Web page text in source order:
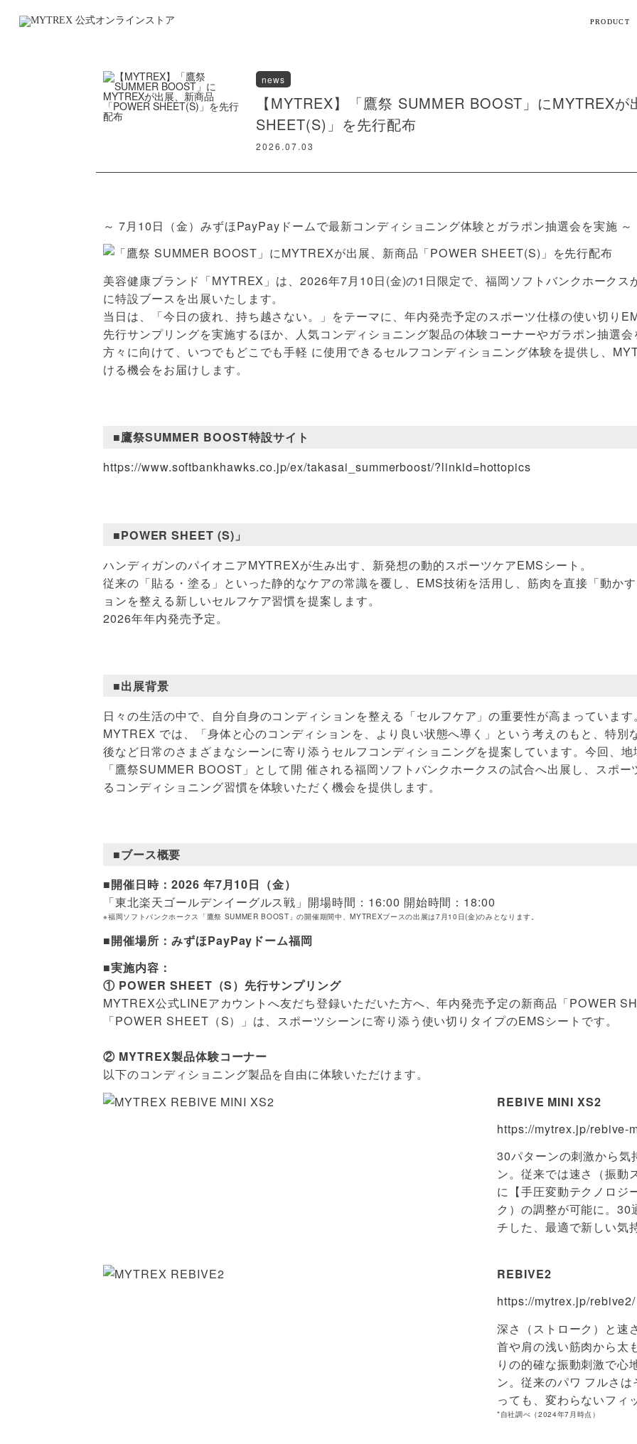
PRODUCT
ギフト
シリーズ
すべて
部品・
news
【MYTREX】「鷹祭 SUMMER BOOST」にMYTREX
SHEET(S)」を先行配布
2026.07.03
～ 7月10日（金）みずほPayPayドームで最新コンディショニング体験とガラポン抽選会を実施 ～
美容健康ブランド「MYTREX」は、2026年7月10日(金)の1日限定で、福岡ソフトバンクホークス
に特設ブースを出展いたします。
当日は、「今日の疲れ、持ち越さない。」をテーマに、年内発売予定のスポーツ仕様の使い切り
先行サンプリングを実施するほか、人気コンディショニング製品の体験コーナーやガラポン抽選
方々に向けて、いつでもどこでも手軽 に使用できるセルフコンディショニング体験を提供し、
ける機会をお届けします。
■鷹祭SUMMER BOOST特設サイト
https://www.softbankhawks.co.jp/ex/takasai_summerboost/?linkid=hottopics
■POWER SHEET (S)」
ハンディガンのパイオニアMYTREXが生み出す、新発想の動的スポーツケアEMSシート。
従来の「貼る・塗る」といった静的なケアの常識を覆し、EMS技術を活用し、筋肉を直接「動か
ョンを整える新しいセルフケア習慣を提案します。
2026年年内発売予定。
■出展背景
日々の生活の中で、自分自身のコンディションを整える「セルフケア」の重要性が高まっています。
MYTREX では、「身体と心のコンディションを、より良い状態へ導く」という考えのもと、特別
後など日常のさまざまなシーンに寄り添うセルフコンディショニングを提案しています。今回、
「鷹祭SUMMER BOOST」として開 催される福岡ソフトバンクホークスの試合へ出展し、スポ
るコンディショニング習慣を体験いただく機会を提供します。
■ブース概要
■開催日時：2026 年7月10日（金）
「東北楽天ゴールデンイーグルス戦」開場時間：16:00 開始時間：18:00
※福岡ソフトバンクホークス「鷹祭 SUMMER BOOST」の開催期間中、MYTREXブースの出展は7月10日(金)のみとなります。
■開催場所：みずほPayPayドーム福岡
■実施内容：
① POWER SHEET（S）先行サンプリング
MYTREX公式LINEアカウントへ友だち登録いただいた方へ、年内発売予定の新商品「POWER
「POWER SHEET（S）」は、スポーツシーンに寄り添う使い切りタイプのEMSシートです。
② MYTREX製品体験コーナー
以下のコンディショニング製品を自由に体験いただけます。
REBIVE MINI XS2
https://mytrex.jp/rebive-
30パターンの刺激から
ン。従来では速さ（振動
に【手圧変動テクノロジ
ク）の調整が可能に。30
チした、最適で新しい気
REBIVE2
https://mytrex.jp/rebive2/
深さ（ストローク）と速
首や肩の浅い筋肉から太
りの的確な振動刺激で心
ン。従来のパワ フルさ
っても、変わらないフィ
*自社調べ（2024年7月時点）